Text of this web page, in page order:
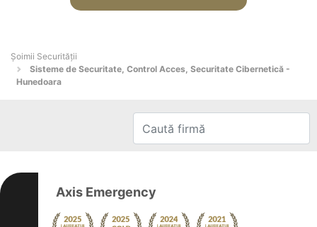
Șoimii Securității
Sisteme de Securitate, Control Acces, Securitate Cibernetică -
Hunedoara
Axis Emergency